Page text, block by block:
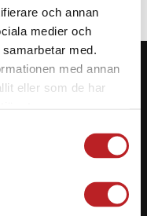
och annan
medier och
med.
med annan
eller som de har